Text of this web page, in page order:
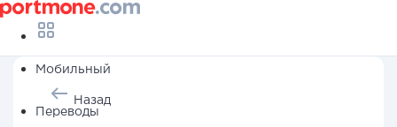
Мобильный
Переводы
Назад